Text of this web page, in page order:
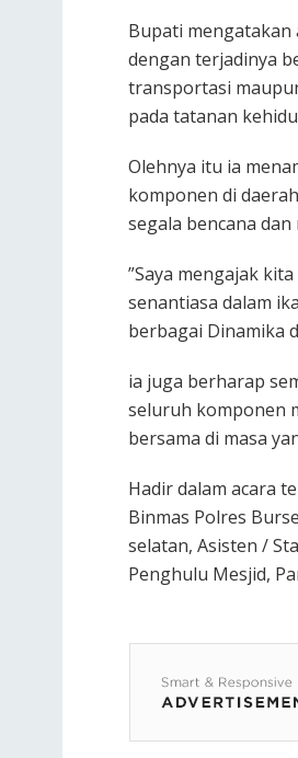
Bupati
dengan terjadinya
transportasi
pada tatanan
Olehnya itu ia
komponen di
segala bencana dan
”Saya mengajak
senantiasa dalam
berbagai Dinamika
ia juga berharap
seluruh komponen
bersama di masa
Hadir dalam acara
Binmas Polres
selatan, Asisten /
Penghulu Mesjid,